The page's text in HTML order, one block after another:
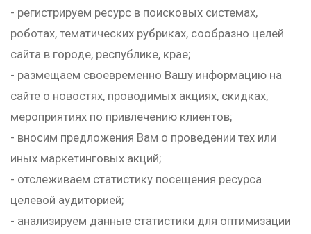
- регистрируем ресурс в поисковых системах,
роботах, тематических рубриках, сообразно целей
сайта в городе, республике, крае;
- размещаем своевременно Вашу информацию на
сайте о новостях, проводимых акциях, скидках,
мероприятиях по привлечению клиентов;
- вносим предложения Вам о проведении тех или
иных маркетинговых акций;
- отслеживаем статистику посещения ресурса
целевой аудиторией;
- анализируем данные статистики для оптимизации